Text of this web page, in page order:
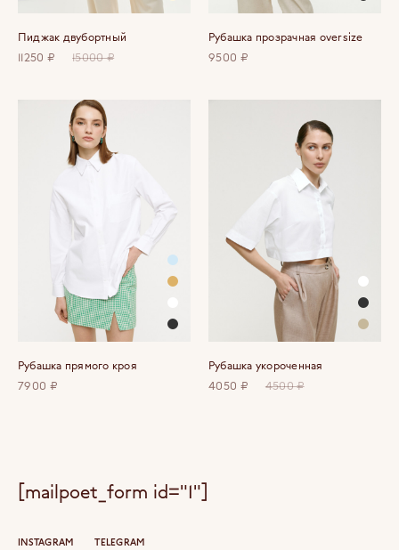
Пиджак двубортный
11250 ₽
15000 ₽
Рубашка прозрачная oversize
9500 ₽
Рубашка прямого кроя
7900 ₽
Рубашка укороченная
4050 ₽
4500 ₽
INSTAGRAM TELEGRAM
[mailpoet_form id="1"]